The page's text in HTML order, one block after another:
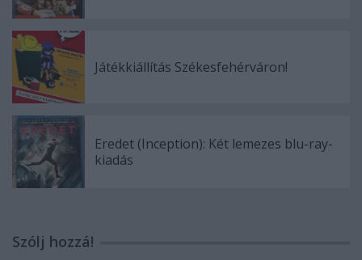
Játékkiállítás Székesfehérváron!
Eredet (Inception): Két lemezes blu-ray-
kiadás
Szólj hozzá!